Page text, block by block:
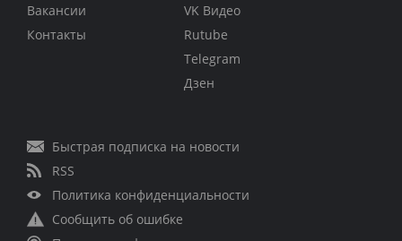
Вакансии
Контакты
VK Видео
Rutube
Telegram
Дзен
Быстрая подписка на новости
RSS
Политика конфиденциальности
Сообщить об ошибке